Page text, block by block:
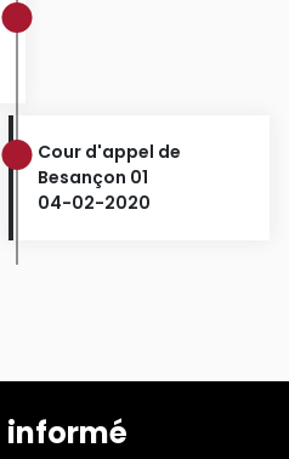
Cour d'appel de
Besançon 01
04-02-2020
informé